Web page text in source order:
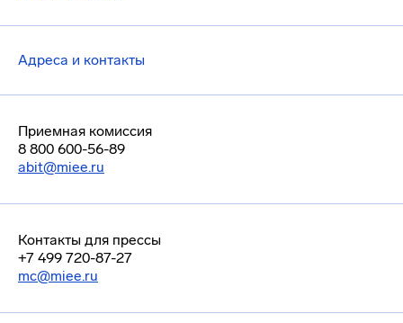
Адреса и контакты
Приемная комиссия
8 800 600-56-89
abit@miee.ru
Контакты для прессы
+7 499 720-87-27
mc@miee.ru